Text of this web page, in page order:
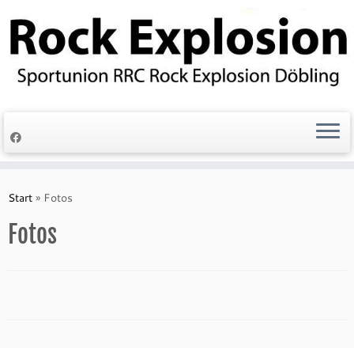
Inhalt
springen
Start » Fotos
Fotos